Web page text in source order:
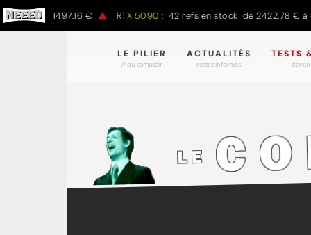
à 1497.16 € RTX 5090 : 42 refs en stock de 2422.78 € à
LE PILIER
// du comptoir
ACTUALITÉS
restez informés.
TESTS